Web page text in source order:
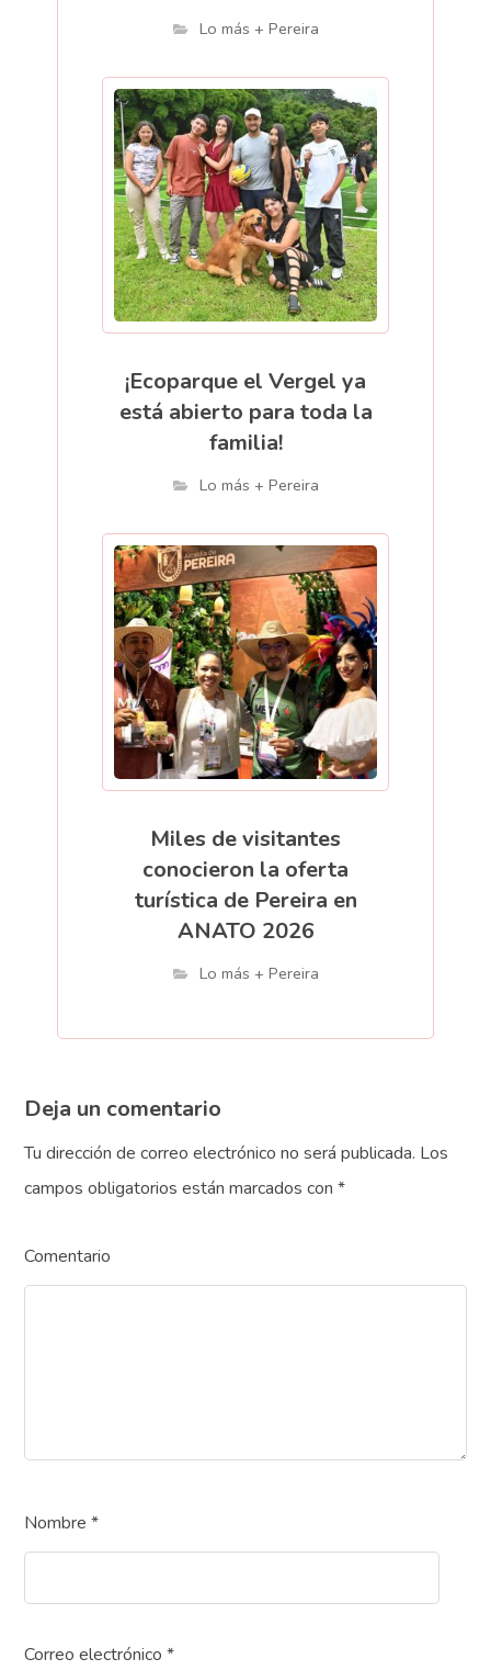
Lo más + Pereira
¡Ecoparque el Vergel ya
está abierto para toda la
familia!
Lo más + Pereira
Miles de visitantes
conocieron la oferta
turística de Pereira en
ANATO 2026
Lo más + Pereira
Deja un comentario
Tu dirección de correo electrónico no será publicada. Los
campos obligatorios están marcados con*
Comentario
Nombre*
Correo electrónico*